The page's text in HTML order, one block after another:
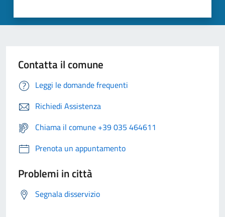
Contatta il comune
Leggi le domande frequenti
Richiedi Assistenza
Chiama il comune +39 035 464611
Prenota un appuntamento
Problemi in città
Segnala disservizio